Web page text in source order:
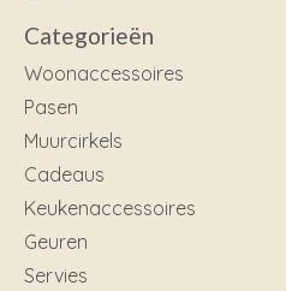
Categorieën
Woonaccessoires
Pasen
Muurcirkels
Cadeaus
Keukenaccessoires
Geuren
Servies